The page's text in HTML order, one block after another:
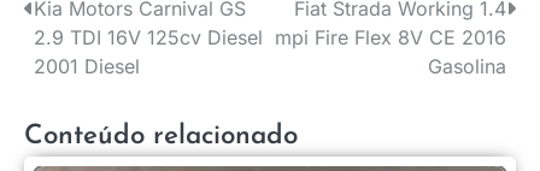
Navegação
de
Kia Motors Carnival GS
2.9 TDI 16V 125cv Diesel
2001 Diesel
Fiat Strada Working 1.4
mpi Fire Flex 8V CE 2016
Gasolina
Conteúdo relacionado